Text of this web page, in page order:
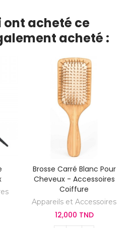
ont acheté ce
acheté :
Brosse Carré Blanc Pour
Cheveux - Accessoires
Coiffure
Appareils et Accessoires
12,000 TND